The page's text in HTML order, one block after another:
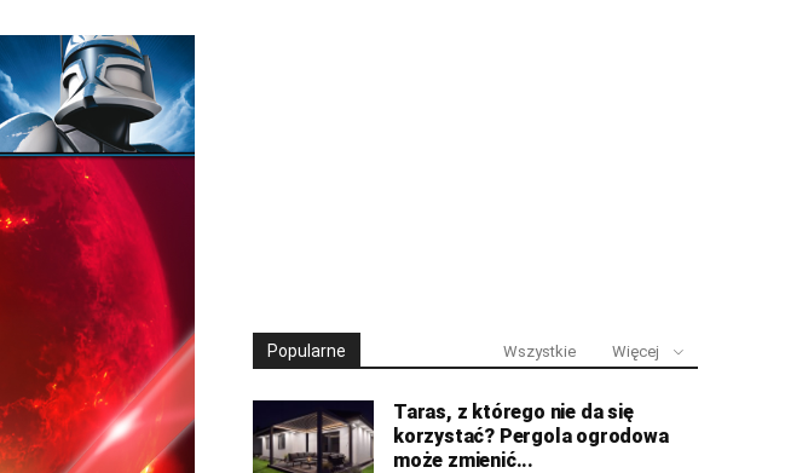
Popularne Wszystkie Więcej
Taras, z którego nie da się
korzystać? Pergola ogrodowa
może zmienić...